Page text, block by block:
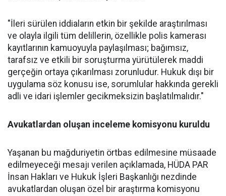
"İleri sürülen iddiaların etkin bir şekilde araştırılması
ve olayla ilgili tüm delillerin, özellikle polis kamerası
kayıtlarının kamuoyuyla paylaşılması; bağımsız,
tarafsız ve etkili bir soruşturma yürütülerek maddi
gerçeğin ortaya çıkarılması zorunludur. Hukuk dışı bir
uygulama söz konusu ise, sorumlular hakkında gerekli
adli ve idari işlemler gecikmeksizin başlatılmalıdır."
Avukatlardan oluşan inceleme komisyonu kuruldu
Yaşanan bu mağduriyetin örtbas edilmesine müsaade
edilmeyeceği mesajı verilen açıklamada, HÜDA PAR
İnsan Hakları ve Hukuk İşleri Başkanlığı nezdinde
avukatlardan oluşan özel bir araştırma komisyonu